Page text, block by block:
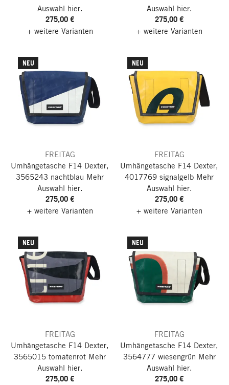
Auswahl hier.
275,00 €
+ weitere Varianten
Auswahl hier.
275,00 €
+ weitere Varianten
NEU
FREITAG
Umhängetasche F14 Dexter,
3565243 nachtblau Mehr
Auswahl hier.
275,00 €
+ weitere Varianten
NEU
FREITAG
Umhängetasche F14 Dexter,
4017769 signalgelb Mehr
Auswahl hier.
275,00 €
+ weitere Varianten
NEU
FREITAG
Umhängetasche F14 Dexter,
3565015 tomatenrot Mehr
Auswahl hier.
275,00 €
NEU
FREITAG
Umhängetasche F14 Dexter,
3564777 wiesengrün Mehr
Auswahl hier.
275,00 €